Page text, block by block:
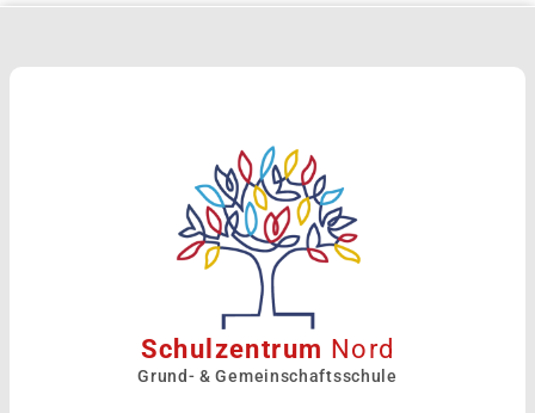
Schulzentrum Nord
Grund- & Gemeinschaftsschule